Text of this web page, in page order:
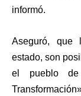
informó.
Aseguró, que
estado, son
el pueblo de